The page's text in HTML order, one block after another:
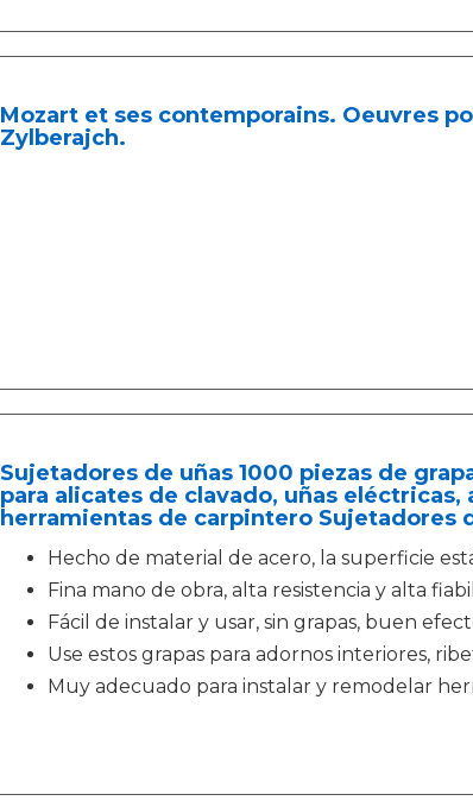
Mozart et ses contemporains. Oeuvres
Zylberajch.
Sujetadores de uñas 1000 piezas de
para alicates de clavado, uñas
herramientas de carpintero Sujetadores
Hecho de material de acero, la superficie
Fina mano de obra, alta resistencia y alta
Fácil de instalar y usar, sin grapas, buen
Use estos grapas para adornos interiores,
Muy adecuado para instalar y remodelar